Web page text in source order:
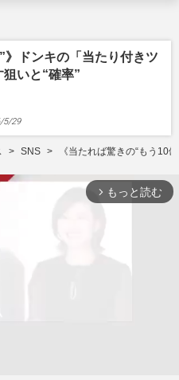
》ドンキの「当たり付きツ
いと“確率”
5/29
SNS 《当たれば驚きの“もう10
arrow_forward_ios もっと読む